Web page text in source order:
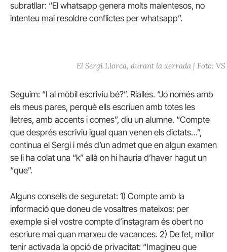
subratllar: “El whatsapp genera molts malentesos, no
intenteu mai resoldre conflictes per whatsapp”.
El Sergi Llorca, durant la xerrada | Foto: VS
Seguim: “I al mòbil escriviu bé?”. Rialles. “Jo només amb
els meus pares, perquè ells escriuen amb totes les
lletres, amb accents i comes”, diu un alumne. “Compte
que després escriviu igual quan venen els dictats…”,
continua el Sergi i més d’un admet que en algun examen
se li ha colat una “k” allà on hi hauria d’haver hagut un
“que”.
Alguns consells de seguretat: 1) Compte amb la
informació que doneu de vosaltres mateixos: per
exemple si el vostre compte d’instagram és obert no
escriure mai quan marxeu de vacances. 2) De fet, millor
tenir activada la opció de privacitat: “Imagineu que